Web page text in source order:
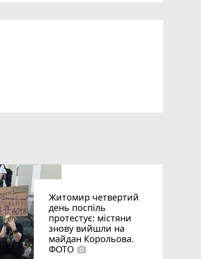
Житомир четвертий
день поспіль
протестує: містяни
знову вийшли на
майдан Корольова.
ФОТО photo_camera